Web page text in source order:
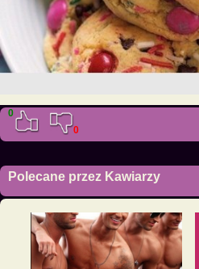
0
0
Polecane przez Kawiarzy